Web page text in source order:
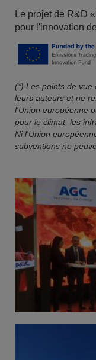
Le projet de R&D
pour l'innovation
(*) Les points de vue
leurs auteurs et ne
l'Union européenne
pour le climat, les
Ni l'Union
subventions ne